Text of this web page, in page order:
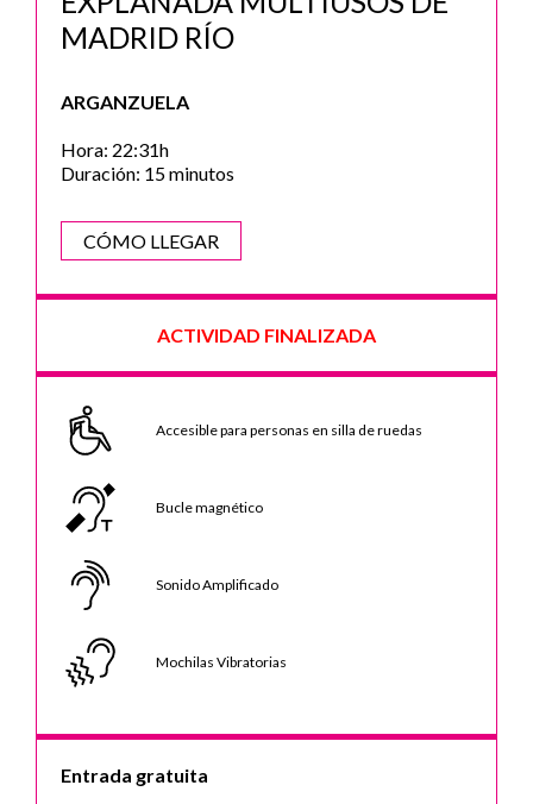
MADRID RÍO
ARGANZUELA
Hora: 22:31h
Duración: 15 minutos
CÓMO LLEGAR
ACTIVIDAD FINALIZADA
Accesible para personas en silla de ruedas
Bucle magnético
Sonido Amplificado
Mochilas Vibratorias
Entrada gratuita